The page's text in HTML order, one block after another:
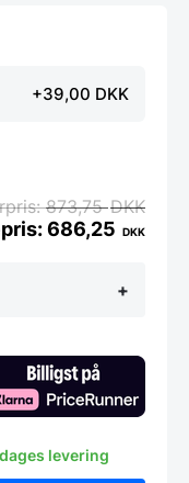
+39,00 DKK
+
873,75DKK
686,25 DKK
levering